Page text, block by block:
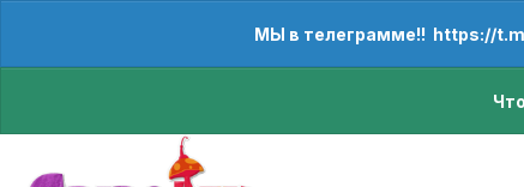
МЫ в телеграмме!! https://